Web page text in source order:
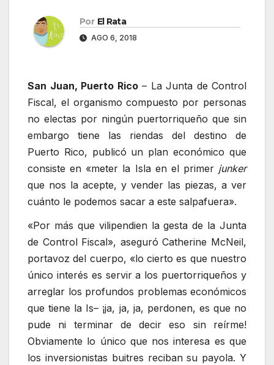
Por El Rata
AGO 6, 2018
San Juan, Puerto Rico– La Junta de Control
Fiscal, el organismo compuesto por personas
no electas por ningún puertorriqueño que sin
embargo tiene las riendas del destino de
Puerto Rico, publicó un plan económico que
consiste en «meter la Isla en el primer junker
que nos la acepte, y vender las piezas, a ver
cuánto le podemos sacar a este salpafuera».
«Por más que vilipendien la gesta de la Junta
de Control Fiscal», aseguró Catherine McNeil,
portavoz del cuerpo, «lo cierto es que nuestro
único interés es servir a los puertorriqueños y
arreglar los profundos problemas económicos
que tiene la Is– ¡ja, ja, ja, perdonen, es que no
pude ni terminar de decir eso sin reírme!
Obviamente lo único que nos interesa es que
los inversionistas buitres reciban su payola. Y